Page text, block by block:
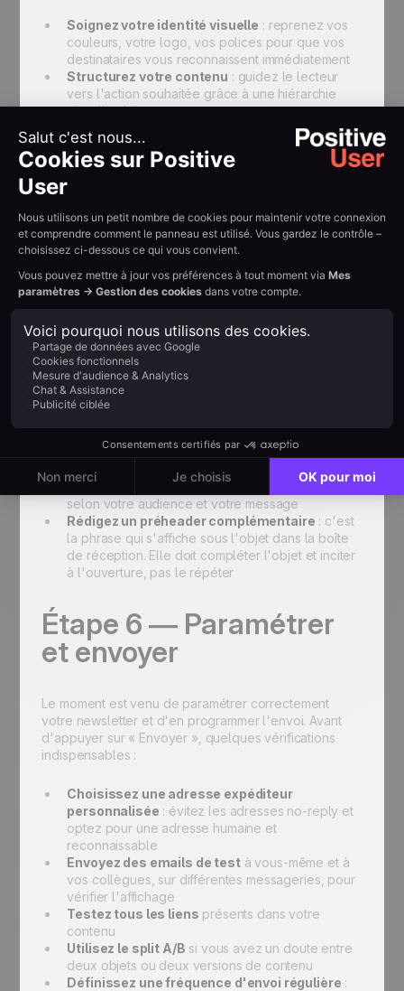
Soignez votre identité visuelle : reprenez vos
couleurs, votre logo, vos polices pour que vos
destinataires vous reconnaissent immédiatement
Structurez votre contenu : guidez le lecteur
vers l'action souhaitée grâce à une hiérarchie
visuelle claire
Intégrez des CTA visibles
: vos boutons
d'appel à l'action doivent être clairs, bien
positionnés et inciter au clic
Évitez le full-image
mal affichée par certains clients email
Étape 5 — Rédiger
l'objet et le préheader
L'objet est l'élément qui détermine en grande partie
votre taux d'ouverture. Voici les bonnes pratiques :
Restez court et percutant
destinataire dans l'objet peut significativement
améliorer le taux d'ouverture
Jouez sur la curiosité, l'urgence ou la valeur
selon votre audience et votre message
Rédigez un préheader complémentaire : c'est
la phrase qui s'affiche sous l'objet dans la boîte
de réception. Elle doit compléter l'objet et inciter
à l'ouverture, pas le répéter
Étape 6 — Paramétrer
et envoyer
Le moment est venu de paramétrer correctement
votre newsletter et d'en programmer l'envoi. Avant
d'appuyer sur « Envoyer », quelques vérifications
indispensables :
Choisissez une adresse expéditeur
personnalisée : évitez les adresses no-reply et
optez pour une adresse humaine et
reconnaissable
Envoyez des emails de testà vous-même et à
vos collègues, sur différentes messageries, pour
vérifier l'affichage
Testez tous les liens présents dans votre
contenu
Utilisez le split A/B si vous avez un doute entre
deux objets ou deux versions de contenu
Définissez une fréquence d'envoi régulière :